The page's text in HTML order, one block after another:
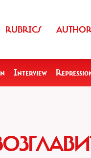
RUBRICS
Interview